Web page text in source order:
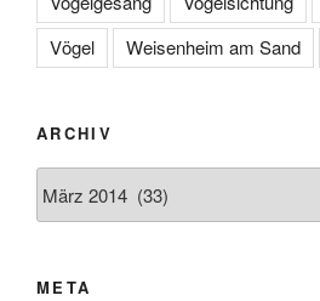
Vögel
Weisenheim am Sand
ARCHIV
META